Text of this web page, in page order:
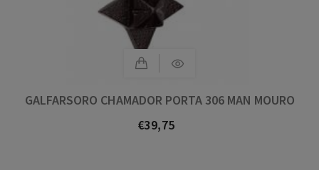
GALFARSORO CHAMADOR PORTA 306 MAN MOURO
Prezo
€39,75